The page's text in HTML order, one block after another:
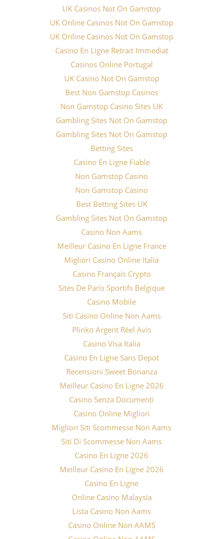
UK Casinos Not On Gamstop
UK Online Casinos Not On Gamstop
UK Online Casinos Not On Gamstop
Casino En Ligne Retrait Immediat
Casinos Online Portugal
UK Casino Not On Gamstop
Best Non Gamstop Casinos
Non Gamstop Casino Sites UK
Gambling Sites Not On Gamstop
Gambling Sites Not On Gamstop
Betting Sites
Casino En Ligne Fiable
Non Gamstop Casino
Non Gamstop Casino
Best Betting Sites UK
Gambling Sites Not On Gamstop
Casino Non Aams
Meilleur Casino En Ligne France
Migliori Casino Online Italia
Casino Français Crypto
Sites De Paris Sportifs Belgique
Casino Mobile
Siti Casino Online Non Aams
Plinko Argent Réel Avis
Casino Visa Italia
Casino En Ligne Sans Depot
Recensioni Sweet Bonanza
Meilleur Casino En Ligne 2026
Casino Senza Documenti
Casino Online Migliori
Migliori Siti Scommesse Non Aams
Siti Di Scommesse Non Aams
Casino En Ligne 2026
Meilleur Casino En Ligne 2026
Casino En Ligne
Online Casino Malaysia
Lista Casino Non Aams
Casino Online Non AAMS